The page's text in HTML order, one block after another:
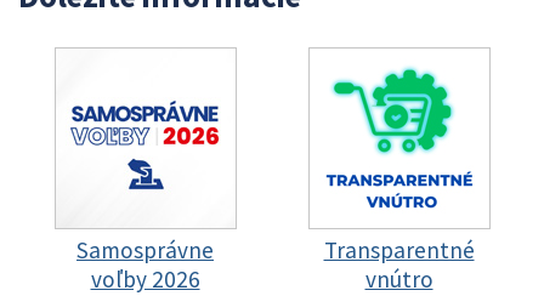
Samosprávne
voľby 2026
Transparentné
vnútro